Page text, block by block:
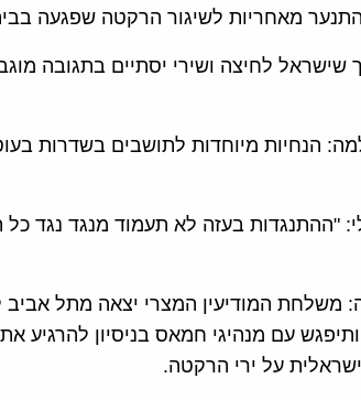
מאחריות לשיגור הרקטה שפגעה
שישראל לחיצה ושירי יסתיים בתגובה
אל-אהלי: "ההתנגדות בעזה לא תעמוד מנגד
ברצועה: משלחת המודיעין המצרי יצאה מתל
עם מנהיגי חמאס בניסיון להרגיע
על ירי הרקטה.